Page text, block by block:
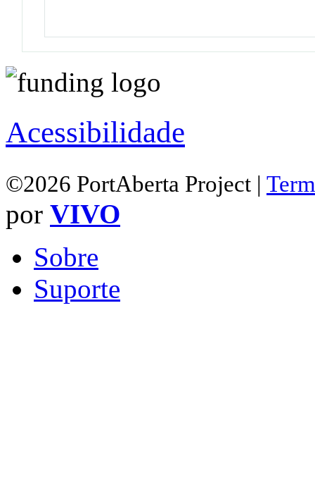
Acessibilidade
©2026 PortAberta Project |
por VIVO
Sobre
Suporte